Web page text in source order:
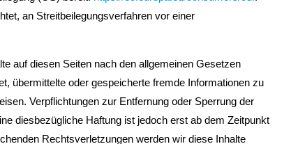
an Streitbeilegungsverfahren vor einer
auf diesen Seiten nach den allgemeinen Gesetzen
übermittelte oder gespeicherte fremde Informationen zu
Verpflichtungen zur Entfernung oder Sperrung der
diesbezügliche Haftung ist jedoch erst ab dem Zeitpunkt
Rechtsverletzungen werden wir diese Inhalte